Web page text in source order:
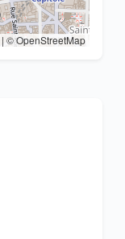
| © OpenStreetMap